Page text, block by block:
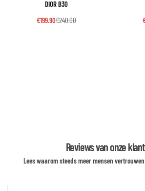
DIOR B30
€240.00
€199.90
Reviews van onze
Lees waarom steeds meer mensen vertrouwen